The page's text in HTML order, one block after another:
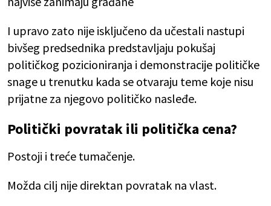
I upravo zato nije isključeno da učestali nastupi
bivšeg predsednika predstavljaju pokušaj
političkog pozicioniranja i demonstracije političke
snage u trenutku kada se otvaraju teme koje nisu
prijatne za njegovo političko nasleđe.
Politički povratak ili politička cena?
Postoji i treće tumačenje.
Možda cilj nije direktan povratak na vlast.